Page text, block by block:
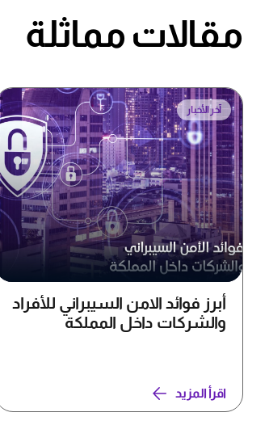
مقالات مماثلة
آخر الأخبار
أبرز فوائد الامن السيبراني للأفراد
والشركات داخل المملكة
اقرأ المزيد